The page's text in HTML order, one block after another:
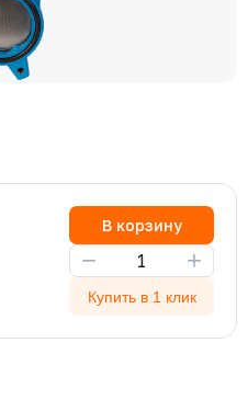
В корзину
− +
Купить в 1 клик